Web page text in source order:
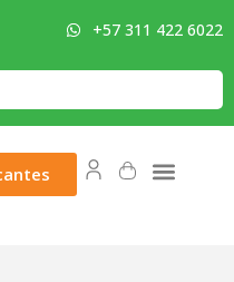
+57 311 422 6022